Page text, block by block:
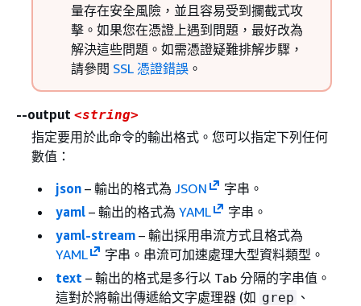
量存在安全風險，並且容易受到攔截式攻
擊。如果您在憑證上遇到問題，最好改為
解決這些問題。如需憑證疑難排解步驟，
請參閱 SSL 憑證錯誤。
--output <string>
指定要用於此命令的輸出格式。您可以指定下列任何
數值：
json– 輸出的格式為 JSON
字串。
yaml– 輸出的格式為 YAML
字串。
yaml-stream– 輸出採用串流方式且格式為
YAML
字串。串流可加速處理大型資料類型。
text – 輸出的格式是多行以 Tab 分隔的字串值。
這對於將輸出傳遞給文字處理器 (如 grep 、